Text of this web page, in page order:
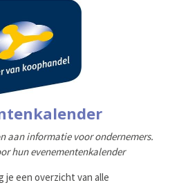
aan informatie voor ondernemers.
hun evenementenkalender
je een overzicht van alle